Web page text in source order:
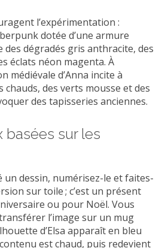
l’expérimentation :
dotée d’une armure
des dégradés gris anthracite, des
éclats néon magenta. À
médiévale d’Anna incite à
chauds, des verts mousse et des
des tapisseries anciennes.
basées sur les
dessin, numérisez-le et faites-
sur toile ; c’est un présent
ou pour Noël. Vous
l’image sur un mug
d’Elsa apparaît en bleu
est chaud, puis redevient